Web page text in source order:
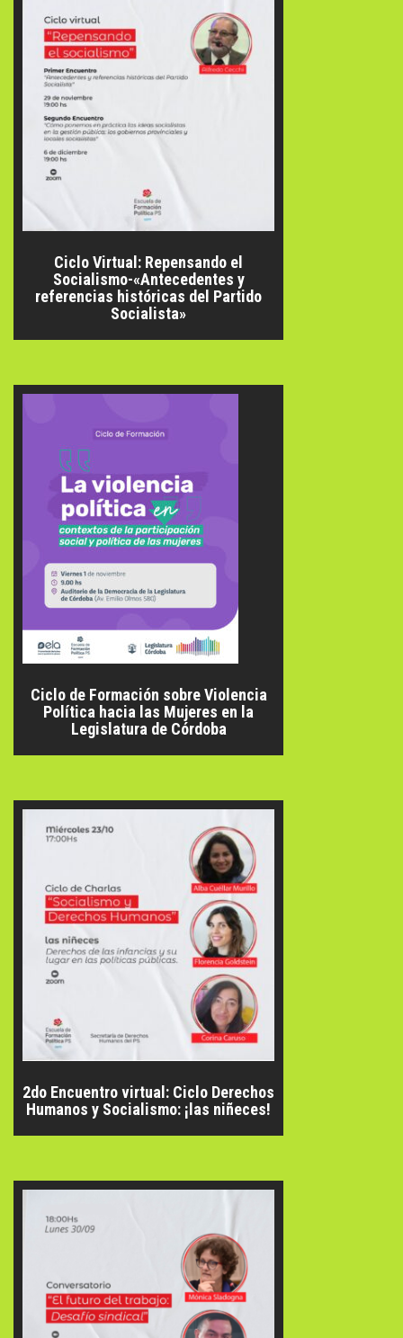
Ciclo Virtual: Repensando el
Socialismo-«Antecedentes y
referencias históricas del Partido
Socialista»
Ciclo de Formación sobre Violencia
Política hacia las Mujeres en la
Legislatura de Córdoba
2do Encuentro virtual: Ciclo Derechos
Humanos y Socialismo: ¡las niñeces!